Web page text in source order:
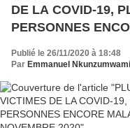
DE LA COVID-19,
PERSONNES
Publié le 26/11/2020 à 18:48
Par Emmanuel Nkunzumwami